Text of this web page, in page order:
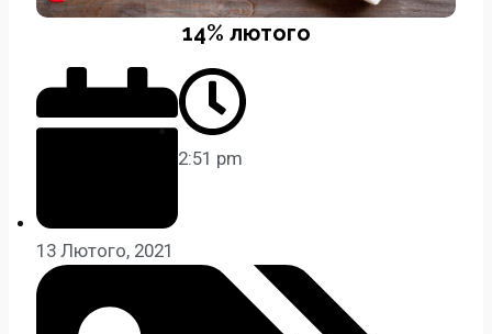
14% лютого
13 Лютого, 2021
2:51 pm